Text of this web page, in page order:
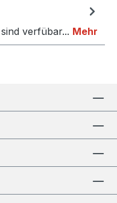
verfübar... Mehr